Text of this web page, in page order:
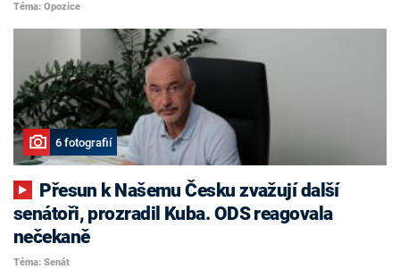
Téma: Opozice
6 fotografií
senátoři, prozradil Kuba. ODS reagovala
nečekaně
Téma: Senát